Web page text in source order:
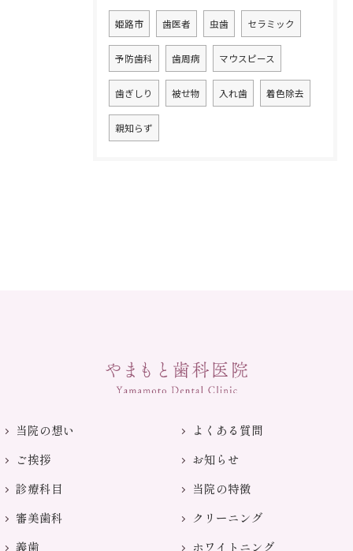
姫路市 歯医者 虫歯 セラミック
予防歯科 歯周病 マウスピース
歯ぎしり 被せ物 入れ歯 着色除去
親知らず
当院の想い
よくある質問
ご挨拶
お知らせ
診療科目
当院の特徴
審美歯科
クリーニング